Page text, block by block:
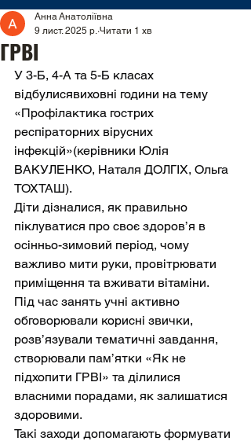
ГРВІ
Анна Анатоліївна
9 лист. 2025 р. Читати 1 хв
У 3-Б, 4-А та 5-Б класах
відбулисявиховні години на тему
«Профілактика гострих
респіраторних вірусних
інфекцій»(керівники Юлія
ВАКУЛЕНКО, Наталя ДОЛГІХ, Ольга
ТОХТАШ).
Діти дізналися, як правильно
піклуватися про своє здоров’я в
осінньо-зимовий період, чому
важливо мити руки, провітрювати
приміщення та вживати вітаміни.
Під час занять учні активно
обговорювали корисні звички,
розв’язували тематичні завдання,
створювали пам’ятки «Як не
підхопити ГРВІ» та ділилися
власними порадами, як залишатися
здоровими.
Такі заходи допомагають формувати